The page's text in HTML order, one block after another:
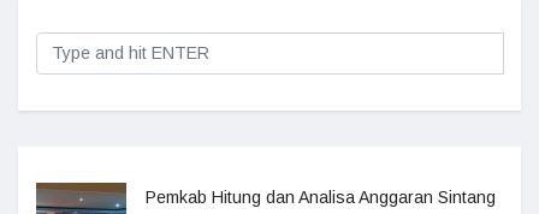
Pemkab Hitung dan Analisa Anggaran Sintang